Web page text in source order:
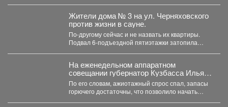
лейтенант...
Жители дома № 3 на ул. Черняховского
против жизни в сауне.
По-другому сейчас и не назвать их квартиры.
Подвал 6-подъездной пятиэтажки затопила
На еженедельном аппаратном
совещании губернатор Кузбасса Илья
Середюк заявил о стабилизации
ситуации с топливом в регионе.
По его словам, ажиотажный спрос спал, запасы
горючего достаточны, что позволило начать